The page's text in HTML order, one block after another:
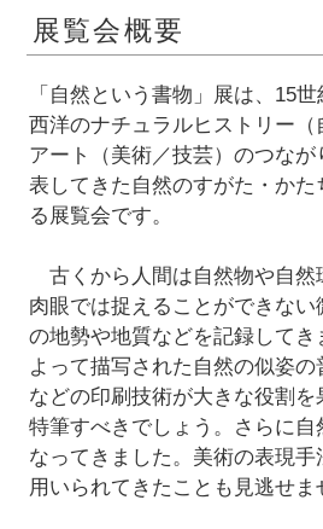
展覧会概要
「自然という書物」展は、15
西洋のナチュラルヒストリー（
アート（美術／技芸）のつな
表してきた自然のすがた・か
る展覧会です。
古くから人間は自然物や自然
肉眼では捉えることができな
の地勢や地質などを記録して
よって描写された自然の似姿
などの印刷技術が大きな役割を
特筆すべきでしょう。さらに自
なってきました。美術の表現
用いられてきたことも見逃せま